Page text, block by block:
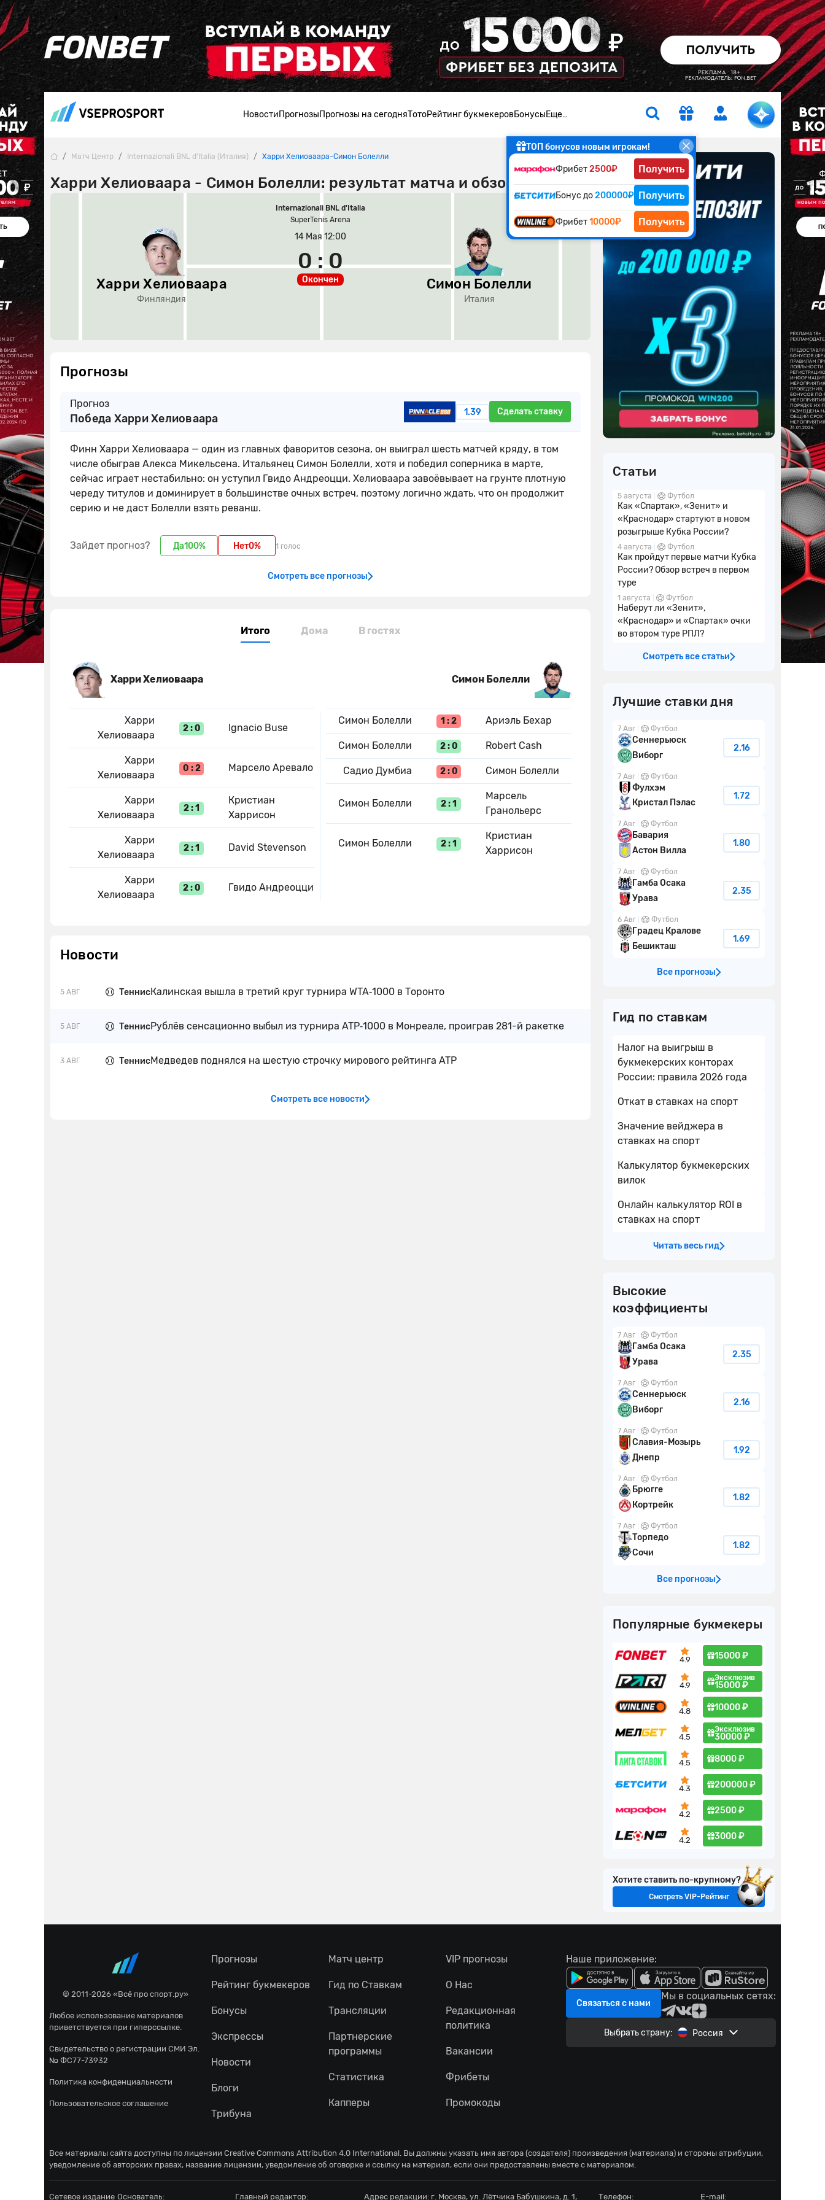
НовостиПрогнозыПрогнозы на сегодняТотоРейтинг букмекеровБонусыЕще…
ТОП бонусов новым игрокам!
Фрибет2500₽ Получить
Бонус до200000₽ Получить
Фрибет10000₽ Получить
Харри Хелиоваара - Симон Болелли: результат матча и обзор игры
Матч Центр Internazionali BNL d'Italia (Италия) Харри Хелиоваара-Симон Болелли
Харри Хелиоваара
Финляндия
Internazionali BNL d'Italia
SuperTenis Arena
14 Мая 12:00
Окончен
0 : 0
Симон Болелли
Италия
Прогнозы
Прогноз
Победа Харри Хелиоваара 1.39 Сделать ставку
Финн Харри Хелиоваара — один из главных фаворитов сезона, он выиграл шесть матчей кряду, в том
числе обыграв Алекса Микельсена. Итальянец Симон Болелли, хотя и победил соперника в марте,
сейчас играет нестабильно: он уступил Гвидо Андреоцци. Хелиоваара завоёвывает на грунте плотную
череду титулов и доминирует в большинстве очных встреч, поэтому логично ждать, что он продолжит
серию и не даст Болелли взять реванш.
Зайдет прогноз? Да100% Нет0% 1 голос
Смотреть все прогнозы
Итого Дома В гостях
Харри Хелиоваара
Харри
Хелиоваара
2 : 0 Ignacio Buse
Харри
Хелиоваара
0 : 2 Марсело Аревало
Харри
Хелиоваара
2 : 1
Кристиан
Харрисон
Харри
Хелиоваара
2 : 1 David Stevenson
Харри
Хелиоваара
2 : 0 Гвидо Андреоцци
Симон Болелли
Симон Болелли 1 : 2 Ариэль Бехар
Симон Болелли 2 : 0 Robert Cash
Садио Думбиа 2 : 0 Симон Болелли
Симон Болелли 2 : 1
Марсель
Гранольерс
Симон Болелли 2 : 1
Кристиан
Харрисон
Новости
5 АВГ ТеннисКалинская вышла в третий круг турнира WTA‑1000 в Торонто
5 АВГ ТеннисРублёв сенсационно выбыл из турнира ATP‑1000 в Монреале, проиграв 281-й ракетке
3 АВГ ТеннисМедведев поднялся на шестую строчку мирового рейтинга ATP
Смотреть все новости
Статьи
5 августа Футбол
Как «Спартак», «Зенит» и
«Краснодар» стартуют в новом
розыгрыше Кубка России?
4 августа Футбол
Как пройдут первые матчи Кубка
России? Обзор встреч в первом
туре
1 августа Футбол
Наберут ли «Зенит»,
«Краснодар» и «Спартак» очки
во втором туре РПЛ?
Смотреть все статьи
Лучшие ставки дня
7 Авг Футбол
Сеннерьюск
Виборг
2.16
7 Авг Футбол
Фулхэм
Кристал Пэлас
1.72
7 Авг Футбол
Бавария
Астон Вилла
1.80
7 Авг Футбол
Гамба Осака
Урава
2.35
6 Авг Футбол
Градец Кралове
Бешикташ
1.69
Все прогнозы
Гид по ставкам
Налог на выигрыш в
букмекерских конторах
России: правила 2026 года
Откат в ставках на спорт
Значение вейджера в
ставках на спорт
Калькулятор букмекерских
вилок
Онлайн калькулятор ROI в
ставках на спорт
Читать весь гид
Высокие
коэффициенты
7 Авг Футбол
Гамба Осака
Урава
2.35
7 Авг Футбол
Сеннерьюск
Виборг
2.16
7 Авг Футбол
Славия-Мозырь
Днепр
1.92
7 Авг Футбол
Брюгге
Кортрейк
1.82
7 Авг Футбол
Торпедо
Сочи
1.82
Все прогнозы
Популярные букмекеры
4.9 15000 ₽
4.9
Эксклюзив
15000 ₽
4.8 10000 ₽
4.5
Эксклюзив
30000 ₽
4.5 8000 ₽
4.3 200000 ₽
4.2 2500 ₽
4.2 3000 ₽
Хотите ставить по-крупному?
Смотреть VIP-Рейтинг
© 2011-2026 «Всё про спорт.ру»
Любое использование материалов
приветствуется при гиперссылке.
Свидетельство о регистрации СМИ Эл.
№ ФС77-73932
Политика конфиденциальности
Пользовательское соглашение
Прогнозы
Рейтинг букмекеров
Бонусы
Экспрессы
Новости
Блоги
Трибуна
Матч центр
Гид по Ставкам
Трансляции
Партнерские
программы
Статистика
Капперы
VIP прогнозы
О Нас
Редакционная
политика
Вакансии
Фрибеты
Промокоды
Наше приложение:
Связаться с нами
Мы в социальных сетях:
Выбрать страну: Россия
Все материалы сайта доступны по лицензии Creative Commons Attribution 4.0 International . Вы должны указать имя автора (создателя) произведения (материала) и стороны атрибуции,
уведомление об авторских правах, название лицензии, уведомление об оговорке и ссылку на материал, если они предоставлены вместе с материалом.
Сетевое издание Основатель: Главный редактор: Адрес редакции: г. Москва, ул. Лётчика Бабушкина, д. 1, Телефон: E-mail: